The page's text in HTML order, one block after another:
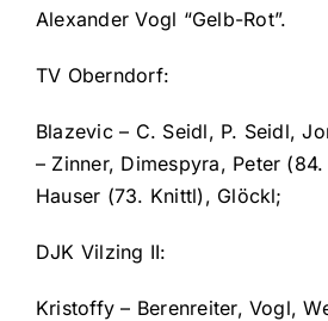
Alexander Vogl “Gelb-Rot”.
TV Oberndorf:
Blazevic – C. Seidl, P. Seidl,
– Zinner, Dimespyra, Peter
Hauser (73. Knittl), Glöckl;
DJK Vilzing II:
Kristoffy – Berenreiter, Vogl,